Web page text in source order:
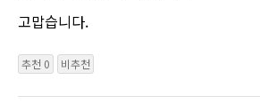
고맙습니다.
추천 0 비추천